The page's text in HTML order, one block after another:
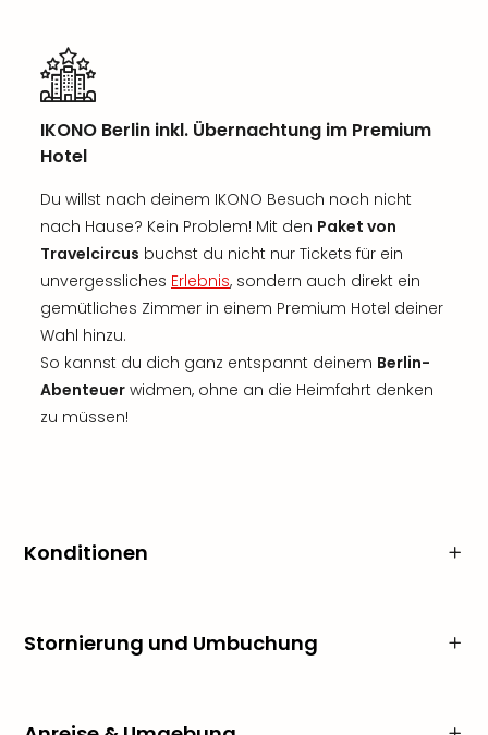
IKONO Berlin inkl. Übernachtung im Premium
Hotel
Du willst nach deinem IKONO Besuch noch nicht
nach Hause? Kein Problem! Mit den Paket von
Travelcircus buchst du nicht nur Tickets für ein
unvergessliches Erlebnis, sondern auch direkt ein
gemütliches Zimmer in einem Premium Hotel deiner
Wahl hinzu.
So kannst du dich ganz entspannt deinem Berlin-
Abenteuer widmen, ohne an die Heimfahrt denken
zu müssen!
Konditionen
Stornierung und Umbuchung